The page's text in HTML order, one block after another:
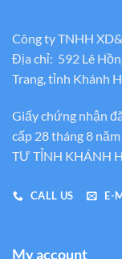
Công ty TNHH
Địa chỉ: 592 Lê
Trang, tỉnh Khánh
Giấy chứng nhận
cấp 28 tháng 8
TƯ TỈNH KHÁNH
CALL US E-
My account